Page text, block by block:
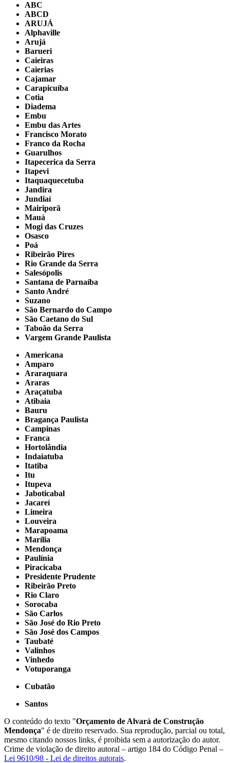
ABC
ABCD
ARUJÁ
Alphaville
Arujá
Barueri
Caieiras
Caierias
Cajamar
Carapicuíba
Cotia
Diadema
Embu
Embu das Artes
Francisco Morato
Franco da Rocha
Guarulhos
Itapecerica da Serra
Itapevi
Itaquaquecetuba
Jandira
Jundiaí
Mairiporã
Mauá
Mogi das Cruzes
Osasco
Poá
Ribeirão Pires
Rio Grande da Serra
Salesópolis
Santana de Parnaíba
Santo André
Suzano
São Bernardo do Campo
São Caetano do Sul
Taboão da Serra
Vargem Grande Paulista
Americana
Amparo
Araraquara
Araras
Araçatuba
Atibaia
Bauru
Bragança Paulista
Campinas
Franca
Hortolândia
Indaiatuba
Itatiba
Itu
Itupeva
Jaboticabal
Jacareí
Limeira
Louveira
Marapoama
Marília
Mendonça
Paulínia
Piracicaba
Presidente Prudente
Ribeirão Preto
Rio Claro
Sorocaba
São Carlos
São José do Rio Preto
São José dos Campos
Taubaté
Valinhos
Vinhedo
Votuporanga
Cubatão
Santos
O conteúdo do texto "Orçamento de Alvará de Construção
Mendonça" é de direito reservado. Sua reprodução, parcial ou total,
mesmo citando nossos links, é proibida sem a autorização do autor.
Crime de violação de direito autoral – artigo 184 do Código Penal –
Lei 9610/98 - Lei de direitos autorais.